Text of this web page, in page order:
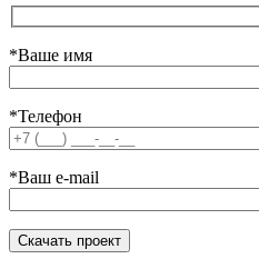
*Ваше имя
*Телефон
*Ваш e-mail